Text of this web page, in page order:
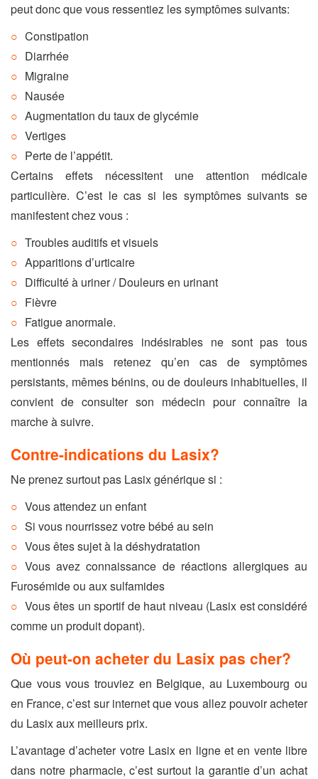
peut donc que vous ressentiez les symptômes suivants:
Constipation
Diarrhée
Migraine
Nausée
Augmentation du taux de glycémie
Vertiges
Perte de l’appétit.
Certains effets nécessitent une attention médicale
particulière. C’est le cas si les symptômes suivants se
manifestent chez vous :
Troubles auditifs et visuels
Apparitions d’urticaire
Difficulté à uriner / Douleurs en urinant
Fièvre
Fatigue anormale.
Les effets secondaires indésirables ne sont pas tous
mentionnés mais retenez qu’en cas de symptômes
persistants, mêmes bénins, ou de douleurs inhabituelles, il
convient de consulter son médecin pour connaître la
marche à suivre.
Contre-indications du Lasix?
Ne prenez surtout pas Lasix générique si :
Vous attendez un enfant
Si vous nourrissez votre bébé au sein
Vous êtes sujet à la déshydratation
Vous avez connaissance de réactions allergiques au
Furosémide ou aux sulfamides
Vous êtes un sportif de haut niveau (Lasix est considéré
comme un produit dopant).
Où peut-on acheter du Lasix pas cher?
Que vous vous trouviez en Belgique, au Luxembourg ou
en France, c’est sur internet que vous allez pouvoir acheter
du Lasix aux meilleurs prix.
L’avantage d’acheter votre Lasix en ligne et en vente libre
dans notre pharmacie, c’est surtout la garantie d’un achat